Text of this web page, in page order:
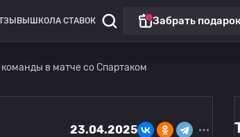
ШКОЛА СТАВОК Забрать
в матче со Спартаком
23.04.2025